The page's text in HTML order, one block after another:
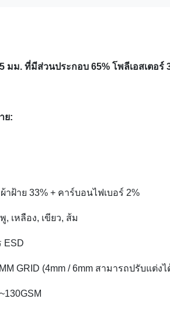
มม. ที่มีส่วนประกอบ 65% โพลีเอสเตอ
ย:
าฝ้าย 33% + คาร์บอนไฟเบอร์ 2%
เหลือง, เขียว, ส้ม
ESD
GRID (4mm / 6mm สามารถปรับแต่งไ